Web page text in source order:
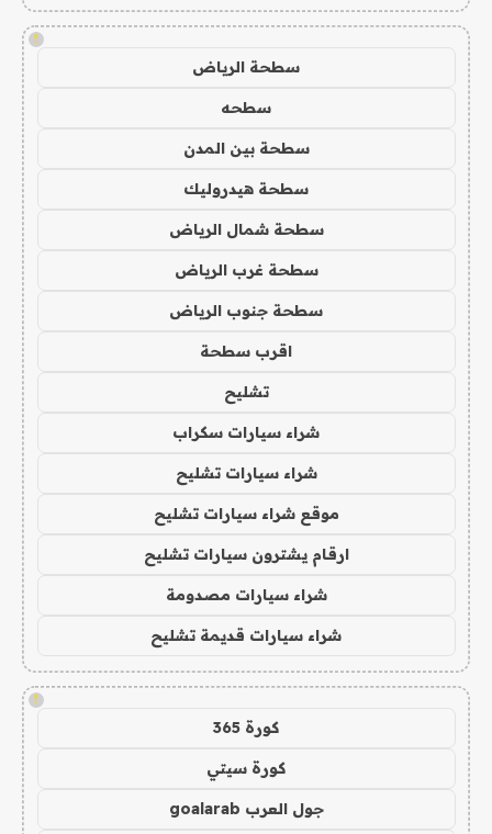
!
سطحة الرياض
سطحه
سطحة بين المدن
سطحة هيدروليك
سطحة شمال الرياض
سطحة غرب الرياض
سطحة جنوب الرياض
اقرب سطحة
تشليح
شراء سيارات سكراب
شراء سيارات تشليح
موقع شراء سيارات تشليح
ارقام يشترون سيارات تشليح
شراء سيارات مصدومة
شراء سيارات قديمة تشليح
!
كورة 365
كورة سيتي
جول العرب goalarab